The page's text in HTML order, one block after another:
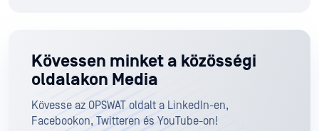
Kövessen minket a közösségi
oldalakon Media
Kövesse az OPSWAT oldalt a LinkedIn-en,
Facebookon, Twitteren és YouTube-on!